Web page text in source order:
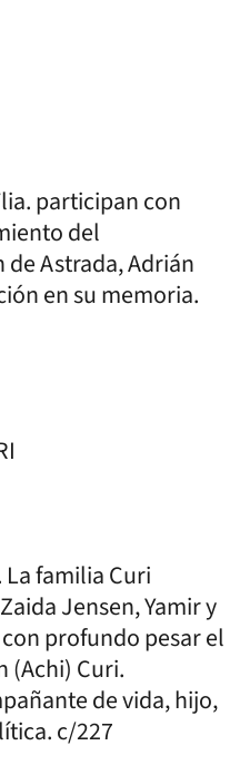
participan con
del
Astrada, Adrián
en su memoria.
familia Curi
Jensen, Yamir y
profundo pesar el
(Achi) Curi.
de vida, hijo,
c/227